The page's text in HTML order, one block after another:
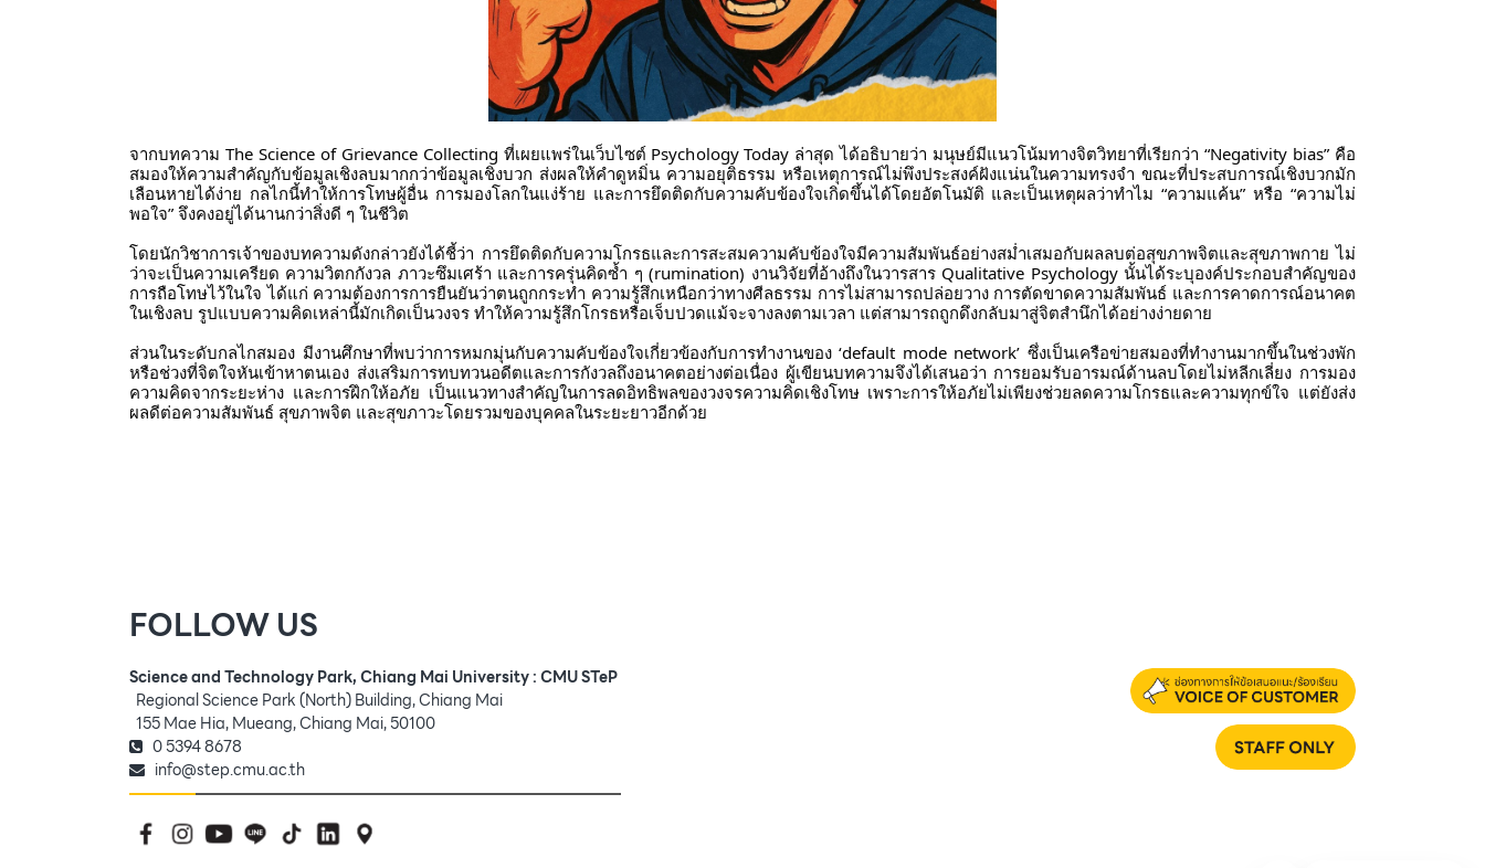
จากบทความ The Science of Grievance Collecting ที่เผยแพร่ในเว็บไซต์ Psychology Today ล่าสุด ได้อธิบายว่า มนุษย์มีแนวโน้มทางจิตวิทยาที่เรียกว่า “Negativity bias” คือ
สมองให้ความสำคัญกับข้อมูลเชิงลบมากกว่าข้อมูลเชิงบวก ส่งผลให้คำดูหมิ่น ความอยุติธรรม หรือเหตุการณ์ไม่พึงประสงค์ฝังแน่นในความทรงจำ ขณะที่ประสบการณ์เชิงบวกมัก
เลือนหายได้ง่าย กลไกนี้ทำให้การโทษผู้อื่น การมองโลกในแง่ร้าย และการยึดติดกับความคับข้องใจเกิดขึ้นได้โดยอัตโนมัติ และเป็นเหตุผลว่าทำไม “ความแค้น” หรือ “ความไม่
พอใจ” จึงคงอยู่ได้นานกว่าสิ่งดี ๆ ในชีวิต
โดยนักวิชาการเจ้าของบทความดังกล่าวยังได้ชี้ว่า การยึดติดกับความโกรธและการสะสมความคับข้องใจมีความสัมพันธ์อย่างสม่ำเสมอกับผลลบต่อสุขภาพจิตและสุขภาพกาย ไม่
ว่าจะเป็นความเครียด ความวิตกกังวล ภาวะซึมเศร้า และการครุ่นคิดซ้ำ ๆ (rumination) งานวิจัยที่อ้างถึงในวารสาร Qualitative Psychology นั้นได้ระบุองค์ประกอบสำคัญของ
การถือโทษไว้ในใจ ได้แก่ ความต้องการการยืนยันว่าตนถูกกระทำ ความรู้สึกเหนือกว่าทางศีลธรรม การไม่สามารถปล่อยวาง การตัดขาดความสัมพันธ์ และการคาดการณ์อนาคต
ในเชิงลบ รูปแบบความคิดเหล่านี้มักเกิดเป็นวงจร ทำให้ความรู้สึกโกรธหรือเจ็บปวดแม้จะจางลงตามเวลา แต่สามารถถูกดึงกลับมาสู่จิตสำนึกได้อย่างง่ายดาย
ส่วนในระดับกลไกสมอง มีงานศึกษาที่พบว่าการหมกมุ่นกับความคับข้องใจเกี่ยวข้องกับการทำงานของ ‘default mode network’ ซึ่งเป็นเครือข่ายสมองที่ทำงานมากขึ้นในช่วงพัก
หรือช่วงที่จิตใจหันเข้าหาตนเอง ส่งเสริมการทบทวนอดีตและการกังวลถึงอนาคตอย่างต่อเนื่อง ผู้เขียนบทความจึงได้เสนอว่า การยอมรับอารมณ์ด้านลบโดยไม่หลีกเลี่ยง การมอง
ความคิดจากระยะห่าง และการฝึกให้อภัย เป็นแนวทางสำคัญในการลดอิทธิพลของวงจรความคิดเชิงโทษ เพราะการให้อภัยไม่เพียงช่วยลดความโกรธและความทุกข์ใจ แต่ยังส่ง
ผลดีต่อความสัมพันธ์ สุขภาพจิต และสุขภาวะโดยรวมของบุคคลในระยะยาวอีกด้วย
FOLLOW US
Science and Technology Park, Chiang Mai University : CMU STeP
Regional Science Park (North) Building, Chiang Mai
155 Mae Hia, Mueang, Chiang Mai, 50100
0 5394 8678
info@step.cmu.ac.th